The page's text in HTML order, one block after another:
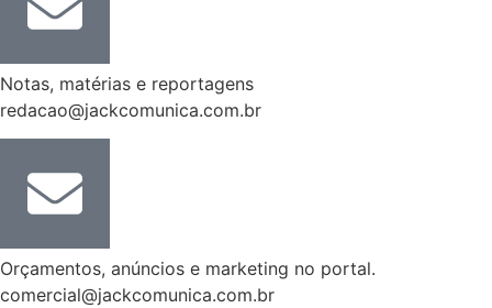
Notas, matérias e reportagens
redacao@jackcomunica.com.br
Orçamentos, anúncios e marketing no portal.
comercial@jackcomunica.com.br